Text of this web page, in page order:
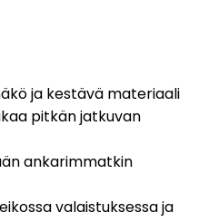
ja kestävä materiaali
pitkän jatkuvan
ankarimmatkin
valaistuksessa ja